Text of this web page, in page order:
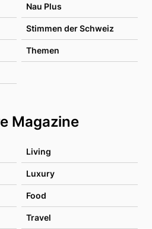
Nau Plus
Stimmen der Schweiz
Themen
Magazine
Living
Luxury
Food
Travel